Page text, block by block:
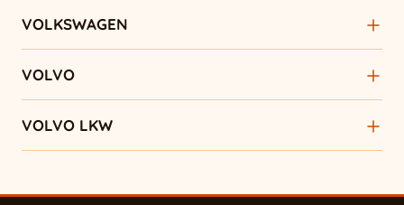
VOLKSWAGEN
VOLVO
VOLVO LKW